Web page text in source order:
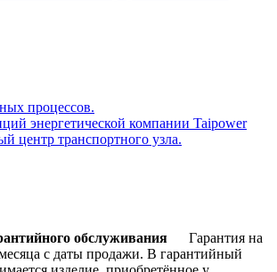
процессов.
энергетической компании Taipower
центр транспортного узла.
обслуживания Гарантия на
с даты продажи. В гарантийный